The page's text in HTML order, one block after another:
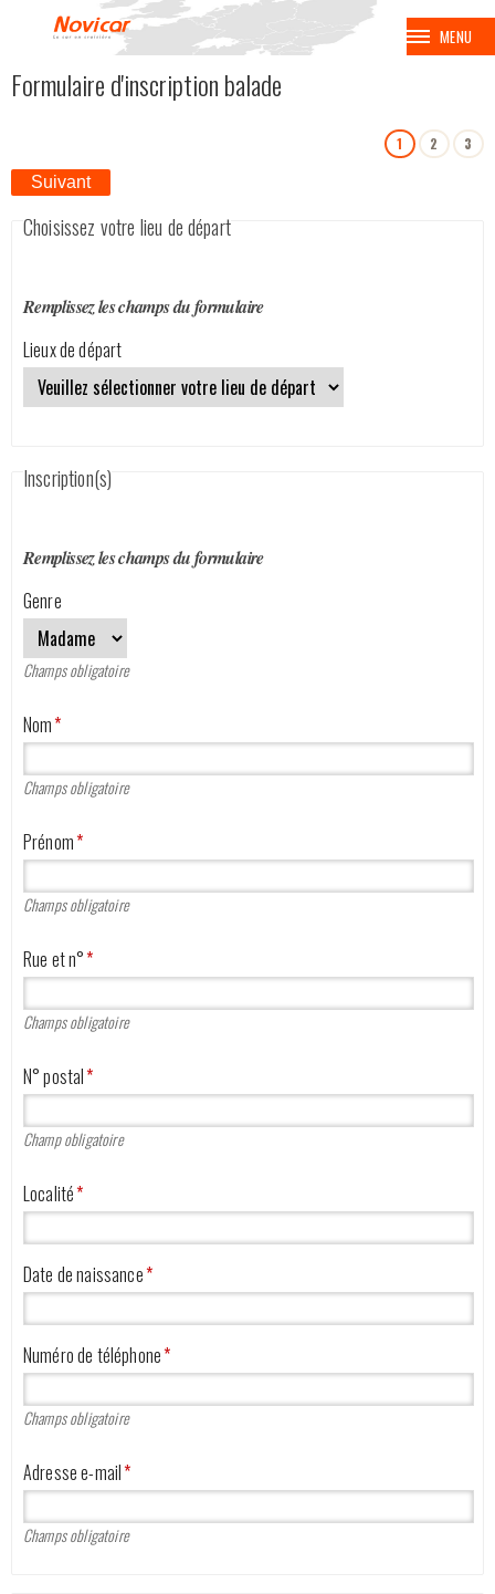
MENU
BALADES
CROISIÈRES
AVION
EUROPA PARK
COUPE SPENGLER
CATALOGUE
Nos véhicules
Qui sommes-nous ?
Contactez-nous
Formulaire d'inscription balade
1 2 3
Suivant
Choisissez votre lieu de départ
Remplissez les champs du formulaire
Lieux de départ
Inscription(s)
Remplissez les champs du formulaire
Genre
Champs obligatoire
Nom*
Champs obligatoire
Prénom*
Champs obligatoire
Rue et n°*
Champs obligatoire
N° postal*
Champ obligatoire
Localité*
Date de naissance*
Numéro de téléphone*
Champs obligatoire
Adresse e-mail*
Champs obligatoire